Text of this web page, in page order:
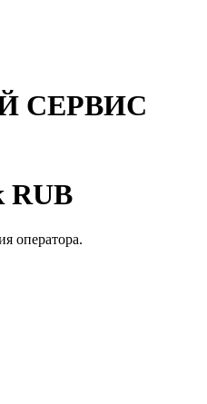
СЕРВИС
RUB
оператора.